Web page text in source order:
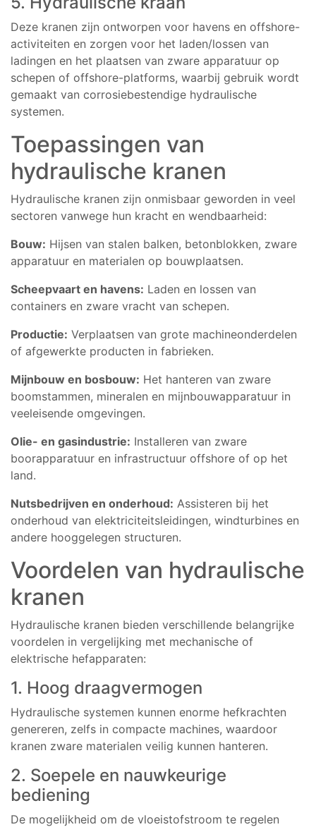
Deze kranen zijn ontworpen voor havens en offshore-
activiteiten en zorgen voor het laden/lossen van
ladingen en het plaatsen van zware apparatuur op
schepen of offshore-platforms, waarbij gebruik wordt
gemaakt van corrosiebestendige hydraulische
systemen.
Toepassingen van
hydraulische kranen
Hydraulische kranen zijn onmisbaar geworden in veel
sectoren vanwege hun kracht en wendbaarheid:
Bouw: Hijsen van stalen balken, betonblokken, zware
apparatuur en materialen op bouwplaatsen.
Scheepvaart en havens: Laden en lossen van
containers en zware vracht van schepen.
Productie: Verplaatsen van grote machineonderdelen
of afgewerkte producten in fabrieken.
Mijnbouw en bosbouw: Het hanteren van zware
boomstammen, mineralen en mijnbouwapparatuur in
veeleisende omgevingen.
Olie- en gasindustrie: Installeren van zware
boorapparatuur en infrastructuur offshore of op het
land.
Nutsbedrijven en onderhoud: Assisteren bij het
onderhoud van elektriciteitsleidingen, windturbines en
andere hooggelegen structuren.
Voordelen van hydraulische
kranen
Hydraulische kranen bieden verschillende belangrijke
voordelen in vergelijking met mechanische of
elektrische hefapparaten:
1. Hoog draagvermogen
Hydraulische systemen kunnen enorme hefkrachten
genereren, zelfs in compacte machines, waardoor
kranen zware materialen veilig kunnen hanteren.
2. Soepele en nauwkeurige
bediening
De mogelijkheid om de vloeistofstroom te regelen